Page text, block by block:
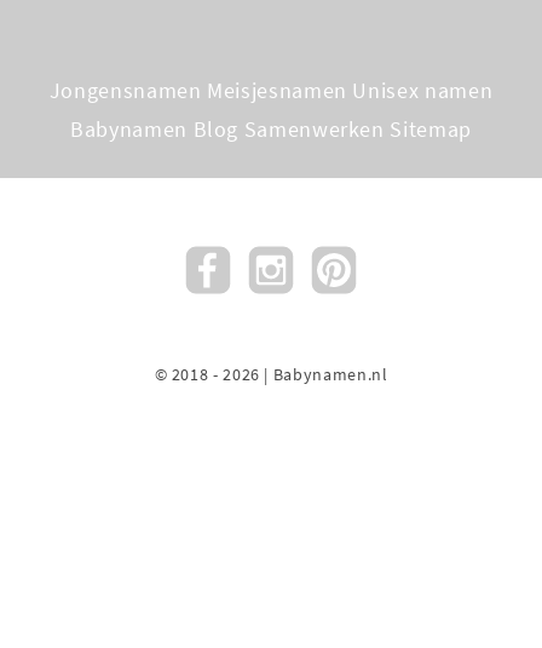
Jongensnamen Meisjesnamen Unisex namen
Babynamen Blog Samenwerken Sitemap
© 2018 - 2026 | Babynamen.nl